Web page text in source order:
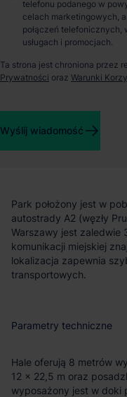
Mapletree Błonie
klasy A, zlokalizowany
obrzeżach Warszawy.
powierzchni, z czego
Park położony jest w
autostrady A2 (węzły
Warszawy jest zaledwie
komunikacji miejskiej
lokalizacja zapewnia
transportowych.
Parametry techniczne
Hale oferują 8 metrów
12 × 22,5 m oraz
wyposażony jest w doki
telefonu podanego w
celach marketingowych,
połączeń
usługach i promocjach.
Ta strona jest chroniona przez
Prywatności oraz Warunki
Wyślij wiadomość